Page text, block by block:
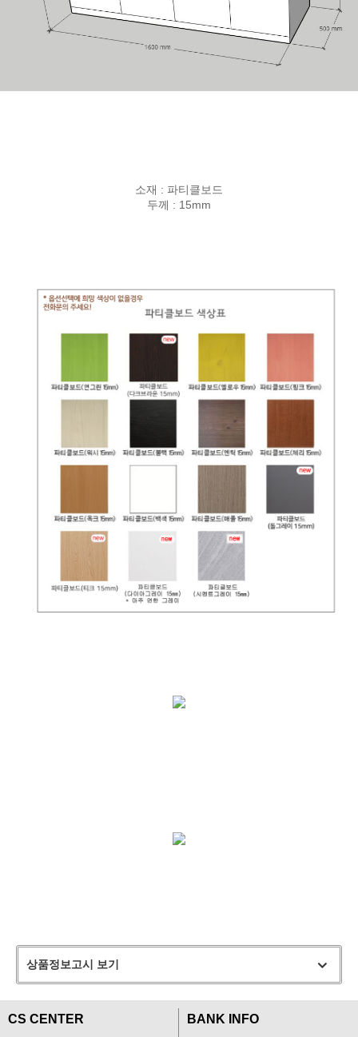
소재 : 파티클보드
두께 : 15mm
상품정보고시 보기
CS CENTER BANK INFO